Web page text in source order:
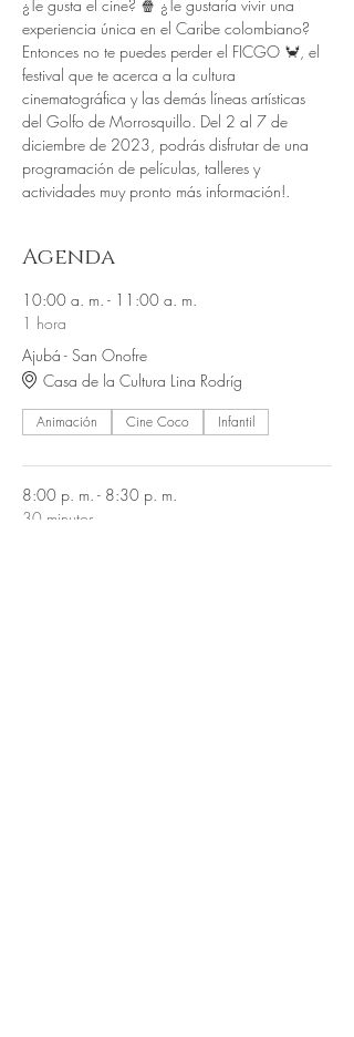
¿Te gusta el cine? 🍿 ¿Te gustaría vivir una
experiencia única en el Caribe colombiano?
Entonces no te puedes perder el FICGO 🦀, el
festival que te acerca a la cultura
cinematográfica y las demás líneas artísticas
del Golfo de Morrosquillo. Del 2 al 7 de
diciembre de 2023, podrás disfrutar de una
programación de películas, talleres y
actividades muy pronto más información!.
Agenda
10:00 a. m. - 11:00 a. m.
1 hora
Ajubá - San Onofre
Casa de la Cultura Lina Rodríg
Animación Cine Coco Infantil
8:00 p. m. - 8:30 p. m.
30 minutos